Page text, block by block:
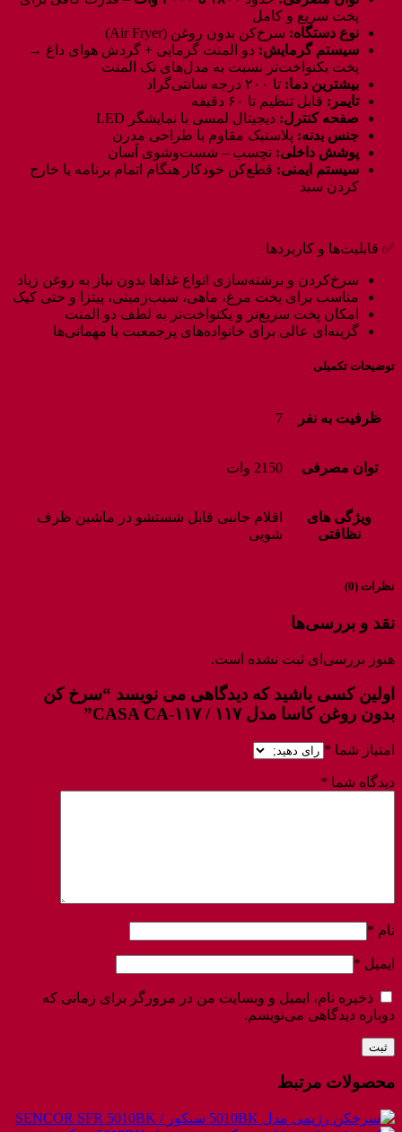
پخت سریع و کامل
نوع دستگاه: سرخ‌کن بدون روغن (Air Fryer)
سیستم گرمایش: دو المنت گرمایی + گردش هوای داغ →
پخت یکنواخت‌تر نسبت به مدل‌های تک المنت
بیشترین دما: تا ۲۰۰ درجه سانتی‌گراد
تایمر: قابل تنظیم تا ۶۰ دقیقه
صفحه کنترل: دیجیتال لمسی با نمایشگر LED
جنس بدنه: پلاستیک مقاوم با طراحی مدرن
پوشش داخلی: نچسب – شست‌وشوی آسان
سیستم ایمنی: قطع‌کن خودکار هنگام اتمام برنامه یا خارج
کردن سبد
✅ قابلیت‌ها و کاربردها
سرخ‌کردن و برشته‌سازی انواع غذاها بدون نیاز به روغن زیاد
مناسب برای پخت مرغ، ماهی، سیب‌زمینی، پیتزا و حتی کیک
امکان پخت سریع‌تر و یکنواخت‌تر به لطف دو المنت
گزینه‌ای عالی برای خانواده‌های پرجمعیت یا مهمانی‌ها
توضیحات تکمیلی
ظرفیت به نفر 7
توان مصرفی 2150 وات
ویژگی های
نظافتی
اقلام جانبی قابل شستشو در ماشین ظرف
شویی
نظرات (0)
نقد و بررسی‌ها
هنوز بررسی‌ای ثبت نشده است.
اولین کسی باشید که دیدگاهی می نویسد “سرخ کن
بدون روغن کاسا مدل ۱۱۷ / CASA CA-۱۱۷”
امتیاز شما *
دیدگاه شما *
نام *
ایمیل *
ذخیره نام، ایمیل و وبسایت من در مرورگر برای زمانی که
دوباره دیدگاهی می‌نویسم.
محصولات مرتبط